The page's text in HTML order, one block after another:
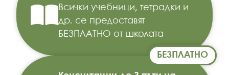
Всички учебници, тетрадки и
др. се предоставят
БЕЗПЛАТНО от школата
БЕЗПЛАТНО